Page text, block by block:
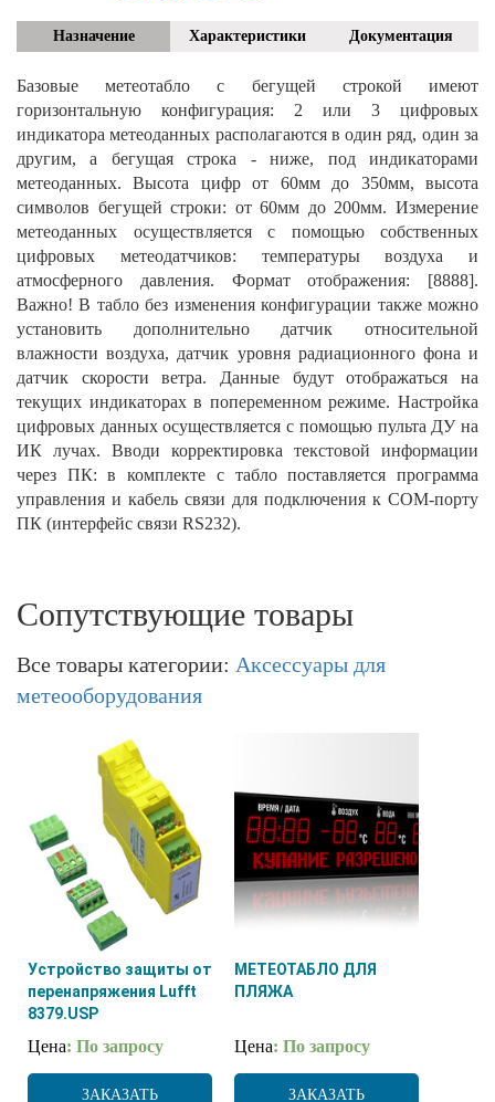
Назначение Характеристики Документация
Базовые метеотабло с бегущей строкой имеют
горизонтальную конфигурация: 2 или 3 цифровых
индикатора метеоданных располагаются в один ряд, один за
другим, а бегущая строка - ниже, под индикаторами
метеоданных. Высота цифр от 60мм до 350мм, высота
символов бегущей строки: от 60мм до 200мм. Измерение
метеоданных осуществляется с помощью собственных
цифровых метеодатчиков: температуры воздуха и
атмосферного давления. Формат отображения: [8888].
Важно! В табло без изменения конфигурации также можно
установить дополнительно датчик относительной
влажности воздуха, датчик уровня радиационного фона и
датчик скорости ветра. Данные будут отображаться на
текущих индикаторах в попеременном режиме. Настройка
цифровых данных осуществляется с помощью пульта ДУ на
ИК лучах. Вводи корректировка текстовой информации
через ПК: в комплекте с табло поставляется программа
управления и кабель связи для подключения к COM-порту
ПК (интерфейс связи RS232).
Сопутствующие товары
Все товары категории: Аксессуары для
метеооборудования
Устройство защиты от
перенапряжения Lufft
8379.USP
Цена: По запросу
ЗАКАЗАТЬ
МЕТЕОТАБЛО ДЛЯ
ПЛЯЖА
Цена: По запросу
ЗАКАЗАТЬ